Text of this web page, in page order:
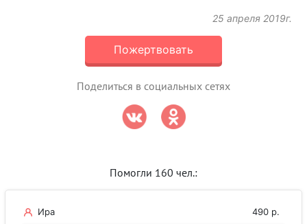
25 апреля 2019г.
Пожертвовать
Поделиться в социальных сетях
Помогли 160 чел.:
Ира
490 р.